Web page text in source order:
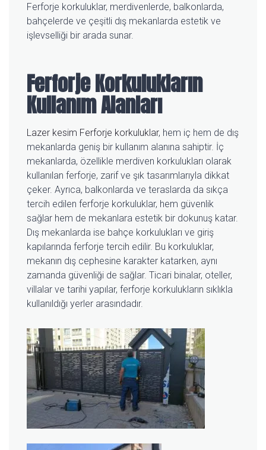
Ferforje korkuluklar, merdivenlerde, balkonlarda,
bahçelerde ve çeşitli dış mekanlarda estetik ve
işlevselliği bir arada sunar.
Ferforje Korkulukların
Kullanım Alanları
Lazer kesim Ferforje korkuluklar, hem iç hem de dış
mekanlarda geniş bir kullanım alanına sahiptir. İç
mekanlarda, özellikle merdiven korkulukları olarak
kullanılan ferforje, zarif ve şık tasarımlarıyla dikkat
çeker. Ayrıca, balkonlarda ve teraslarda da sıkça
tercih edilen ferforje korkuluklar, hem güvenlik
sağlar hem de mekanlara estetik bir dokunuş katar.
Dış mekanlarda ise bahçe korkulukları ve giriş
kapılarında ferforje tercih edilir. Bu korkuluklar,
mekanın dış cephesine karakter katarken, aynı
zamanda güvenliği de sağlar. Ticari binalar, oteller,
villalar ve tarihi yapılar, ferforje korkulukların sıklıkla
kullanıldığı yerler arasındadır.